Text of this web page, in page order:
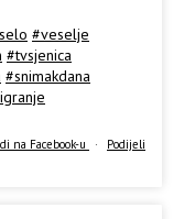
#veselje
#tvsjenica
#snimakdana
na Facebook-u · Podijeli